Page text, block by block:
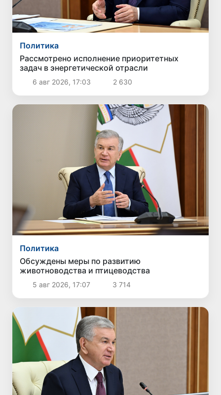
Политика
Рассмотрено исполнение приоритетных
задач в энергетической отрасли
6 авг 2026, 17:03 2 630
Политика
Обсуждены меры по развитию
животноводства и птицеводства
5 авг 2026, 17:07 3 714